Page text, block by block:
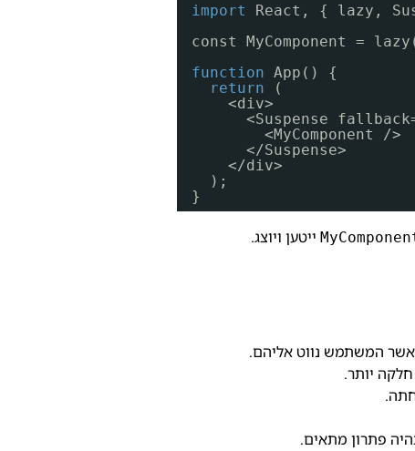
import React, { lazy,
const MyComponent =
function App() {
return
(
<div>
<Suspense
<MyComponent />
</Suspense>
</div>
);
}
ייטען ויוצג.
המשתמש נווט אליהם.
יותר.
פתרון מתאים.